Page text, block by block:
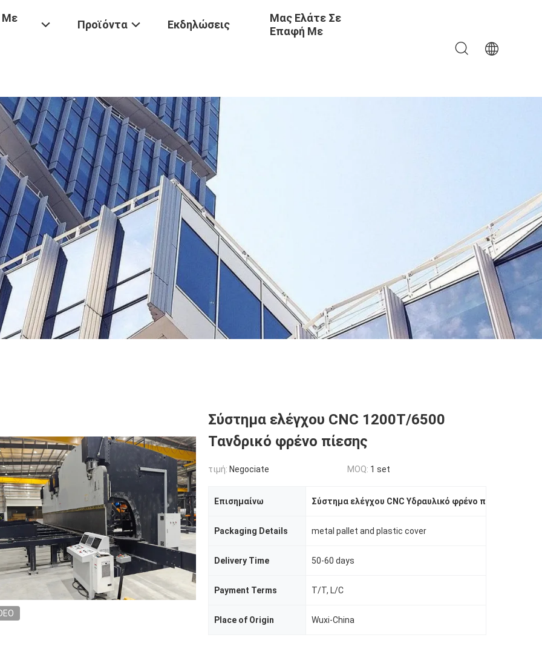
Με
Προϊόντα Εκδηλώσεις
Μας Ελάτε Σε
Επαφή Με
Σύστημα ελέγχου CNC 1200T/6500
Τανδρικό φρένο πίεσης
τιμή: Negociate MOQ: 1 set
Επισημαίνω Σύστημα ελέγχου CNC Υδραυλικό φρένο πίεσης
Packaging Details metal pallet and plastic cover
Delivery Time 50-60 days
Payment Terms T/T, L/C
Place of Origin Wuxi-China